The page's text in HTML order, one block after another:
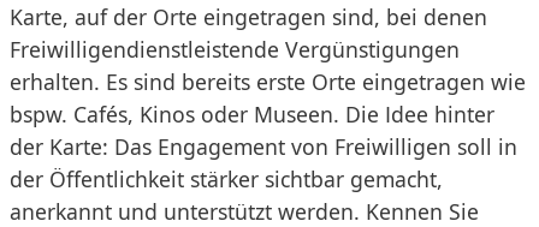
Karte, auf der Orte eingetragen sind, bei denen
Freiwilligendienstleistende Vergünstigungen
erhalten. Es sind bereits erste Orte eingetragen wie
bspw. Cafés, Kinos oder Museen. Die Idee hinter
der Karte: Das Engagement von Freiwilligen soll in
der Öffentlichkeit stärker sichtbar gemacht,
anerkannt und unterstützt werden. Kennen Sie